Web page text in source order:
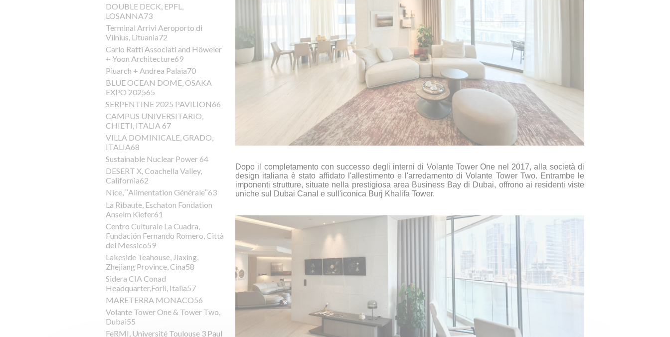
DOUBLE DECK, EPFL,
LOSANNA73
Terminal Arrivi Aeroporto di
Vilnius, Lituania72
Carlo Ratti Associati and Höweler
+ Yoon Architecture69
Piuarch + Andrea Palaia70
BLUE OCEAN DOME, OSAKA
EXPO 202565
SERPENTINE 2025 PAVILION66
CAMPUS UNIVERSITARIO,
CHIETI, ITALIA 67
VILLA DOMINICALE, GRADO,
ITALIA68
Sustainable Nuclear Power 64
DESERT X, Coachella Valley,
California62
Nice, ʺAlimentation Généraleʺ63
La Ribaute, Eschaton Fondation
Anselm Kiefer61
Centro Culturale La Cuadra,
Fundación Fernando Romero, Città
del Messico59
Lakeside Teahouse, Jiaxing,
Zhejiang Province, Cina58
Sidera CIA Conad
Headquarter,Forlì, Italia57
MARETERRA MONACO56
Volante Tower One & Tower Two,
Dubai55
FeRMI, Université Toulouse 3 Paul
Dopo il completamento con successo degli interni di Volante Tower One nel 2017, alla società di
design italiana è stato affidato l'allestimento e l'arredamento di Volante Tower Two. Entrambe le
imponenti strutture, situate nella prestigiosa area Business Bay di Dubai, offrono ai residenti viste
uniche sul Dubai Canal e sull'iconica Burj Khalifa Tower.